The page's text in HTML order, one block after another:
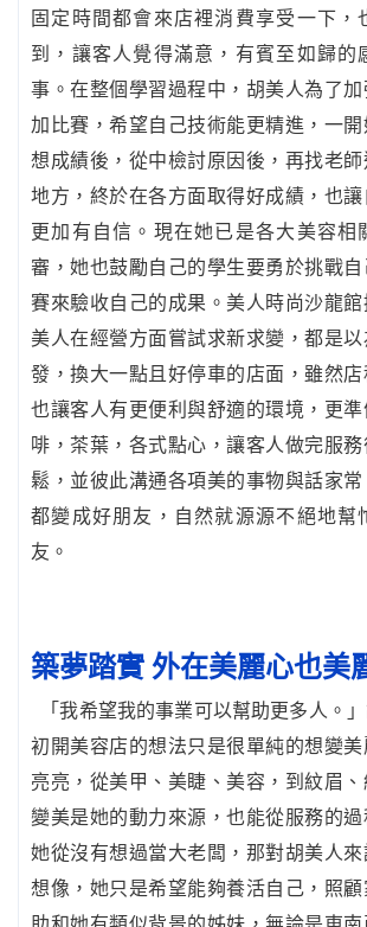
固定時間都會來店裡消費享受一下，
到，讓客人覺得滿意，有賓至如歸的
事。在整個學習過程中，胡美人為了
加比賽，希望自己技術能更精進，一
想成績後，從中檢討原因後，再找老
地方，終於在各方面取得好成績，也
更加有自信。現在她已是各大美容相
審，她也鼓勵自己的學生要勇於挑戰
賽來驗收自己的成果。美人時尚沙龍館
美人在經營方面嘗試求新求變，都是
發，換大一點且好停車的店面，雖然
也讓客人有更便利與舒適的環境，更
啡，茶葉，各式點心，讓客人做完服
鬆，並彼此溝通各項美的事物與話家
都變成好朋友，自然就源源不絕地幫
友。
築夢踏實 外在美麗心也美
「我希望我的事業可以幫助更多人。
初開美容店的想法只是很單純的想變
亮亮，從美甲、美睫、美容，到紋眉
變美是她的動力來源，也能從服務的過
她從沒有想過當大老闆，那對胡美人
想像，她只是希望能夠養活自己，照